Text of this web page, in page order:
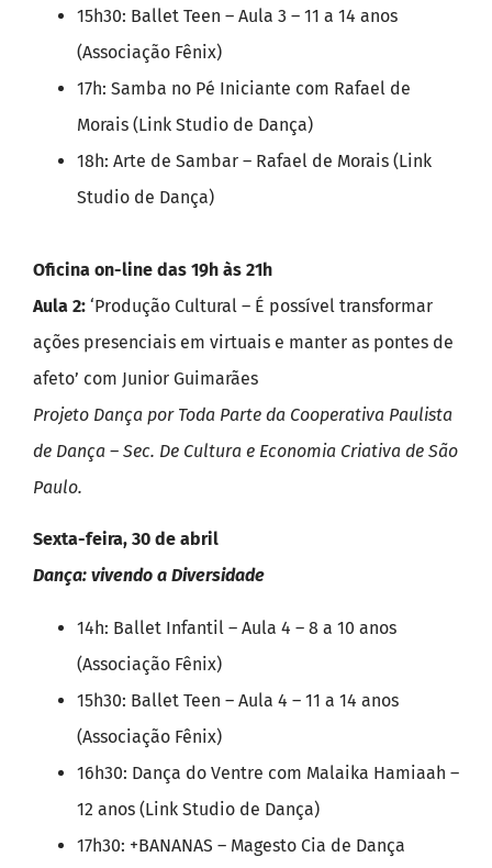
15h30: Ballet Teen – Aula 3 – 11 a 14 anos
(Associação Fênix)
17h: Samba no Pé Iniciante com Rafael de
Morais (Link Studio de Dança)
18h: Arte de Sambar – Rafael de Morais (Link
Studio de Dança)
Oficina on-line das 19h às 21h
Aula 2: ‘Produção Cultural – É possível transformar
ações presenciais em virtuais e manter as pontes de
afeto’ com Junior Guimarães
Projeto Dança por Toda Parte da Cooperativa Paulista
de Dança – Sec. De Cultura e Economia Criativa de São
Paulo.
Sexta-feira, 30 de abril
Dança: vivendo a Diversidade
14h: Ballet Infantil – Aula 4 – 8 a 10 anos
(Associação Fênix)
15h30: Ballet Teen – Aula 4 – 11 a 14 anos
(Associação Fênix)
16h30: Dança do Ventre com Malaika Hamiaah –
12 anos (Link Studio de Dança)
17h30: +BANANAS – Magesto Cia de Dança